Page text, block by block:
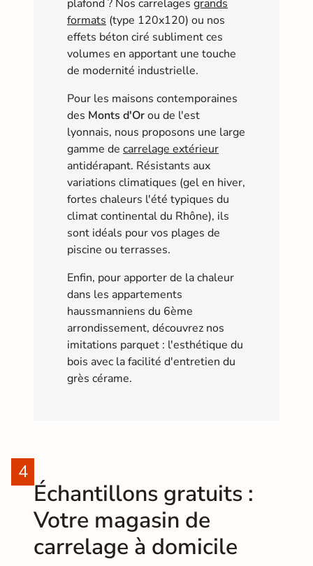
plafond ? Nos carrelages grands
formats (type 120x120) ou nos
effets béton ciré subliment ces
volumes en apportant une touche
de modernité industrielle.
Pour les maisons contemporaines
des Monts d'Orou de l'est
lyonnais, nous proposons une large
gamme de carrelage extérieur
antidérapant. Résistants aux
variations climatiques (gel en hiver,
fortes chaleurs l'été typiques du
climat continental du Rhône), ils
sont idéals pour vos plages de
piscine ou terrasses.
Enfin, pour apporter de la chaleur
dans les appartements
haussmanniens du 6ème
arrondissement, découvrez nos
imitations parquet : l'esthétique du
bois avec la facilité d'entretien du
grès cérame.
Échantillons gratuits :
Votre magasin de
carrelage à domicile